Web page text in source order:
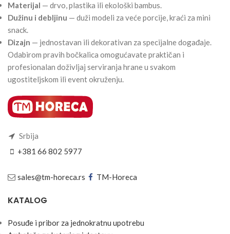
Materijal — drvo, plastika ili ekološki bambus.
Dužinu i debljinu — duži modeli za veće porcije, kraći za mini
snack.
Dizajn — jednostavan ili dekorativan za specijalne događaje.
Odabirom pravih bočkalica omogućavate praktičan i
profesionalan doživljaj serviranja hrane u svakom
ugostiteljskom ili event okruženju.
Srbija
+381 66 802 5977
sales@tm-horeca.rs TM-Horeca
KATALOG
Posuđe i pribor za jednokratnu upotrebu